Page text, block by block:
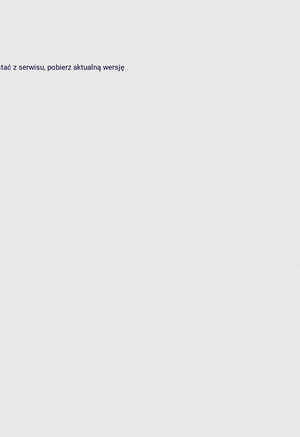
z serwisu, pobierz aktualną wersję